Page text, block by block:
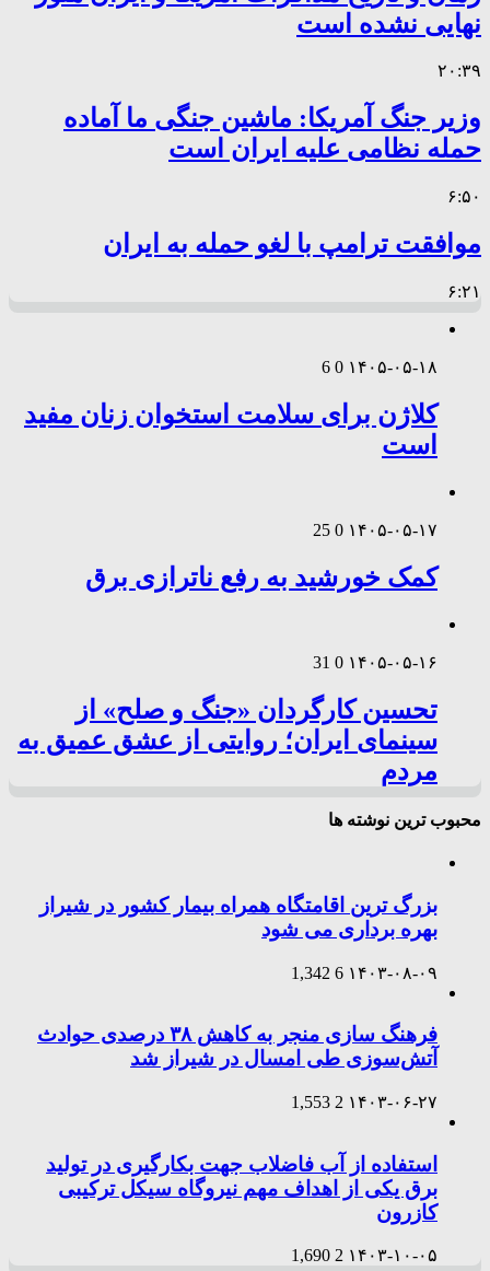
نهایی نشده است
۲۰:۳۹
وزیر جنگ آمریکا: ماشین جنگی ما آماده
حمله نظامی علیه ایران است
۶:۵۰
موافقت ترامپ با لغو حمله به ایران
۶:۲۱
۱۴۰۵-۰۵-۱۸ 0
6
کلاژن برای سلامت استخوان زنان مفید
است
۱۴۰۵-۰۵-۱۷ 0
25
کمک خورشید به رفع ناترازی برق
۱۴۰۵-۰۵-۱۶ 0
31
تحسین کارگردان «جنگ و صلح» از
سینمای ایران؛ روایتی از عشق عمیق به
مردم
محبوب ترین نوشته ها
بزرگ ترین اقامتگاه همراه بیمار کشور در شیراز
بهره برداری می شود
۱۴۰۳-۰۸-۰۹ 6
1,342
فرهنگ سازی منجر به کاهش ۳۸ درصدی حوادث
آتش‌سوزی طی امسال در شیراز شد
۱۴۰۳-۰۶-۲۷ 2
1,553
استفاده از آب فاضلاب جهت بکارگیری در تولید
برق یکی از اهداف مهم نیروگاه سیکل ترکیبی
کازرون
۱۴۰۳-۱۰-۰۵ 2
1,690